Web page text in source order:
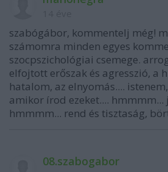
szabógábor, kommentelj még!
számomra minden egyes
szocpszichológiai csemege.
elfojtott erőszak és agresszió, a
hatalom, az elnyomás....
amikor írod ezeket.... hmmmm...
hmmmm... rend és tisztaság,
08.szabogabor